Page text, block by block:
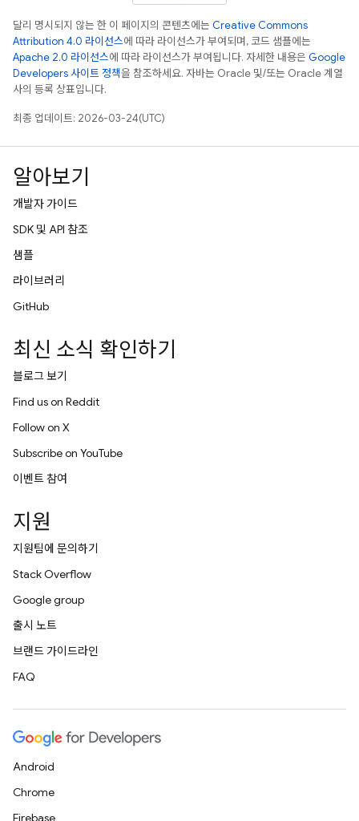
달리 명시되지 않는 한 이 페이지의 콘텐츠에는 Creative Commons
Attribution 4.0 라이선스에 따라 라이선스가 부여되며, 코드 샘플에는
Apache 2.0 라이선스에 따라 라이선스가 부여됩니다. 자세한 내용은 Google
Developers 사이트 정책을 참조하세요. 자바는 Oracle 및/또는 Oracle 계열
사의 등록 상표입니다.
최종 업데이트: 2026-03-24(UTC)
알아보기
개발자 가이드
SDK 및 API 참조
샘플
라이브러리
GitHub
최신 소식 확인하기
블로그 보기
Find us on Reddit
Follow on X
Subscribe on YouTube
이벤트 참여
지원
지원팀에 문의하기
Stack Overflow
Google group
출시 노트
브랜드 가이드라인
FAQ
Android
Chrome
Firebase